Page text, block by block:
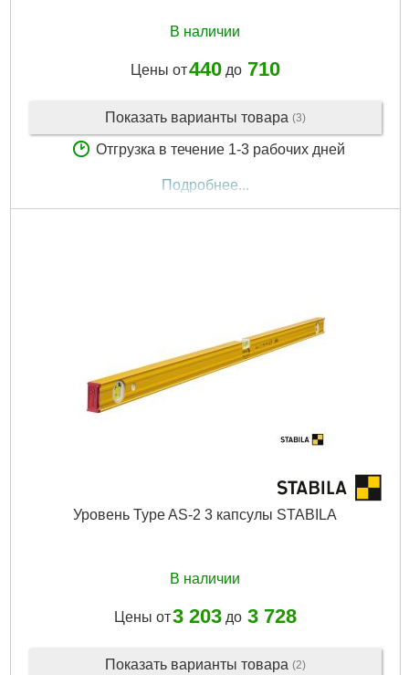
В наличии
Цены от440до 710
Показать варианты товара (3)
Отгрузка в течение 1-3 рабочих дней
Подробнее...
Уровень Type AS-2 3 капсулы STABILA
В наличии
Цены от3 203до 3 728
Показать варианты товара (2)